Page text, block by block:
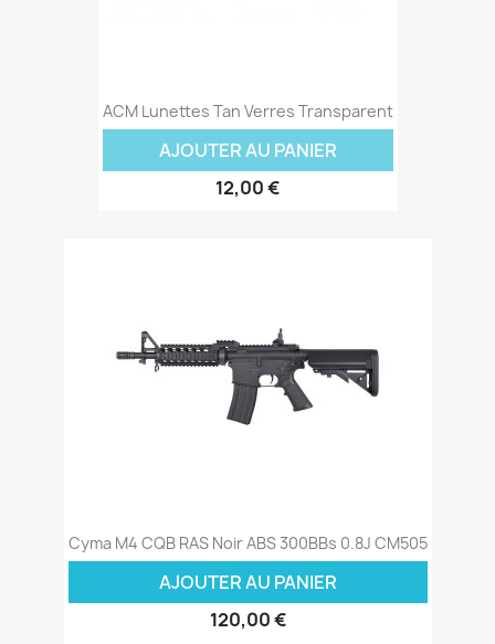
ACM Lunettes Tan Verres Transparent
AJOUTER AU PANIER
12,00 €
Cyma M4 CQB RAS Noir ABS 300BBs 0.8J CM505
AJOUTER AU PANIER
120,00 €